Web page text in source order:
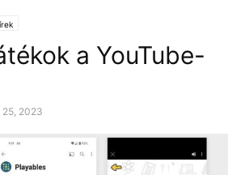
a YouTube-
25, 2023